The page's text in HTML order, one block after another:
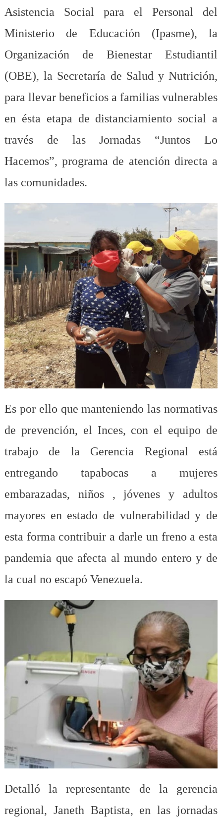
Asistencia Social para el Personal del
Ministerio de Educación (Ipasme), la
Organización de Bienestar Estudiantil
(OBE), la Secretaría de Salud y Nutrición,
para llevar beneficios a familias vulnerables
en ésta etapa de distanciamiento social a
través de las Jornadas “Juntos Lo
Hacemos”, programa de atención directa a
las comunidades.
Es por ello que manteniendo las normativas
de prevención, el Inces, con el equipo de
trabajo de la Gerencia Regional está
entregando tapabocas a mujeres
embarazadas, niños , jóvenes y adultos
mayores en estado de vulnerabilidad y de
esta forma contribuir a darle un freno a esta
pandemia que afecta al mundo entero y de
la cual no escapó Venezuela.
Detalló la representante de la gerencia
regional, Janeth Baptista, en las jornadas